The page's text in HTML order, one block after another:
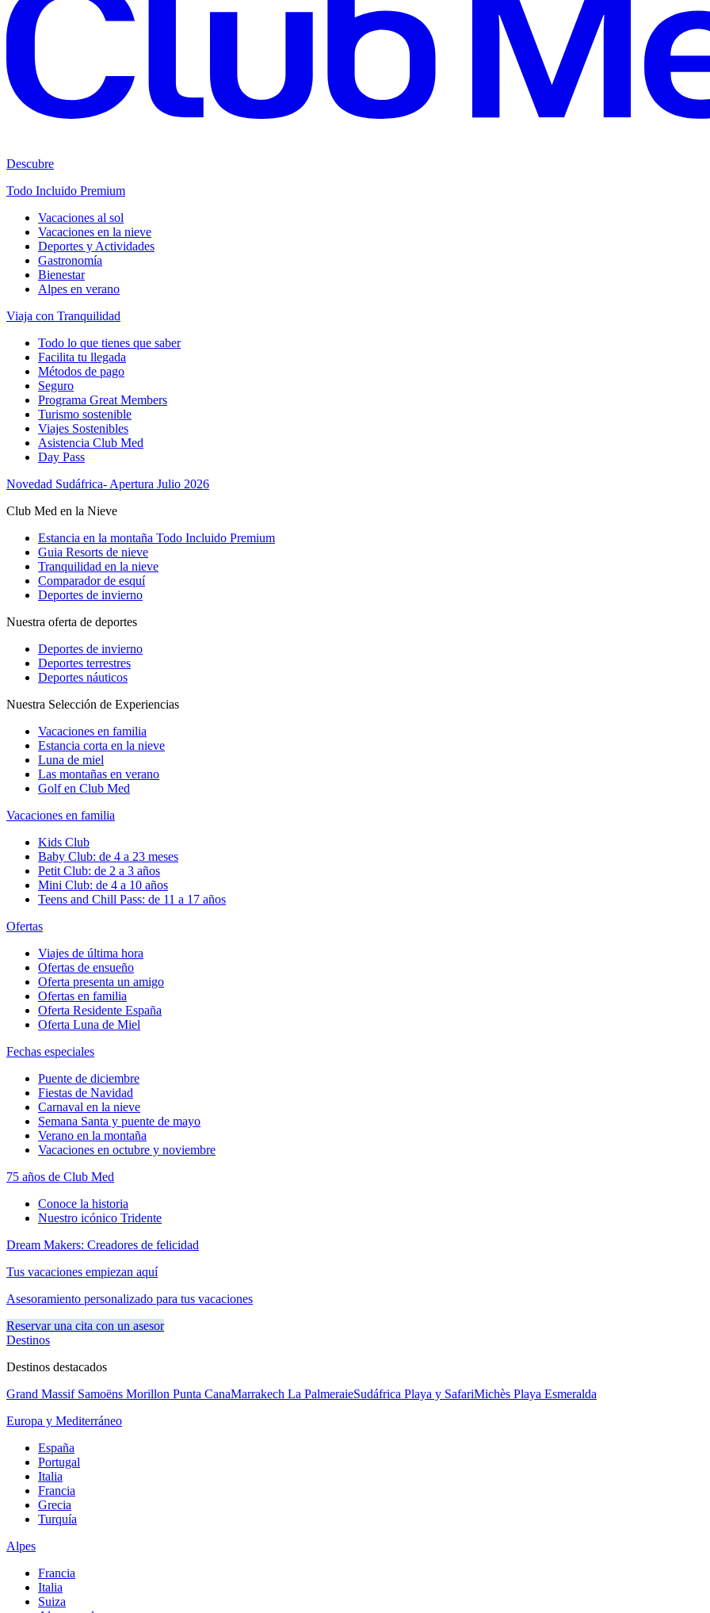
Descubre
Todo Incluido Premium
Vacaciones al sol
Vacaciones en la nieve
Deportes y Actividades
Gastronomía
Bienestar
Alpes en verano
Viaja con Tranquilidad
Todo lo que tienes que saber
Facilita tu llegada
Métodos de pago
Seguro
Programa Great Members
Turismo sostenible
Viajes Sostenibles
Asistencia Club Med
Day Pass
Novedad Sudáfrica- Apertura Julio 2026
Club Med en la Nieve
Estancia en la montaña Todo Incluido Premium
Guia Resorts de nieve
Tranquilidad en la nieve
Comparador de esquí
Deportes de invierno
Nuestra oferta de deportes
Deportes de invierno
Deportes terrestres
Deportes náuticos
Nuestra Selección de Experiencias
Vacaciones en familia
Estancia corta en la nieve
Luna de miel
Las montañas en verano
Golf en Club Med
Vacaciones en familia
Kids Club
Baby Club: de 4 a 23 meses
Petit Club: de 2 a 3 años
Mini Club: de 4 a 10 años
Teens and Chill Pass: de 11 a 17 años
Ofertas
Viajes de última hora
Ofertas de ensueño
Oferta presenta un amigo
Ofertas en familia
Oferta Residente España
Oferta Luna de Miel
Fechas especiales
Puente de diciembre
Fiestas de Navidad
Carnaval en la nieve
Semana Santa y puente de mayo
Verano en la montaña
Vacaciones en octubre y noviembre
75 años de Club Med
Conoce la historia
Nuestro icónico Tridente
Dream Makers: Creadores de felicidad
Tus vacaciones empiezan aquí
Asesoramiento personalizado para tus vacaciones
Reservar una cita con un asesor
Destinos
Destinos destacados
Grand Massif Samoëns Morillon Punta CanaMarrakech La PalmeraieSudáfrica Playa y SafariMichès Playa Esmeralda
Europa y Mediterráneo
España
Portugal
Italia
Francia
Grecia
Turquía
Alpes
Francia
Italia
Suiza